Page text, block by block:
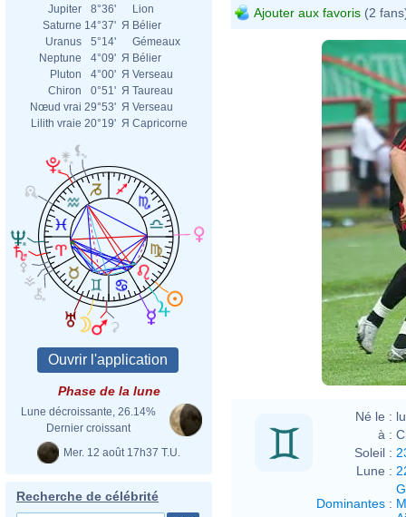
Jupiter
8°36'
Lion
Saturne 14°37' Я Bélier
Uranus
5°14'
Gémeaux
Neptune
4°09' Я Bélier
Pluton
4°00' Я Verseau
Chiron
0°51' Я Taureau
Nœud vrai 29°53' Я Verseau
Lilith vraie 20°19' Я Capricorne
Phase de la lune
Lune décroissante, 26.14%
Dernier croissant
Mer. 12 août 17h37 T.U.
Recherche de célébrité
Ajouter aux favoris (2
Né le :
à :
Soleil :
Lune :
Dominantes :